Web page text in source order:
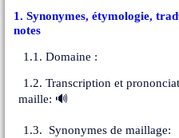
1. Synonymes, étymologie,
notes
1.1. Domaine :
1.2. Transcription et
maille: 🔊
1.3. Synonymes de maillage: